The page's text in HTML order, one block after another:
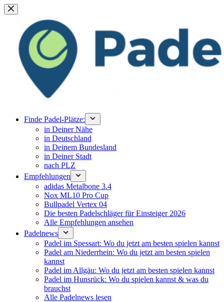
Zum
Inhalt
springen
Finde Padel-Plätze:
in Deiner Nähe
in Deutschland
in Deinem Bundesland
in Deiner Stadt
nach PLZ
Empfehlungen
adidas Metalbone 3.4
Nox ML10 Pro Cup
Bullpadel Vertex 04
Die besten Padelschläger für Einsteiger 2026
Alle Empfehlungen ansehen
Padelnews
Padel im Spessart: Wo du jetzt am besten spielen kannst
Padel am Niederrhein: Wo du jetzt am besten spielen
kannst
Padel im Allgäu: Wo du jetzt am besten spielen kannst
Padel im Hunsrück: Wo du spielen kannst & was du
brauchst
Alle Padelnews lesen